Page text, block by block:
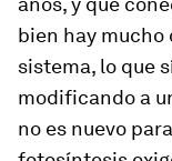
bien hay mucho
sistema, lo que
modificando a
no es nuevo